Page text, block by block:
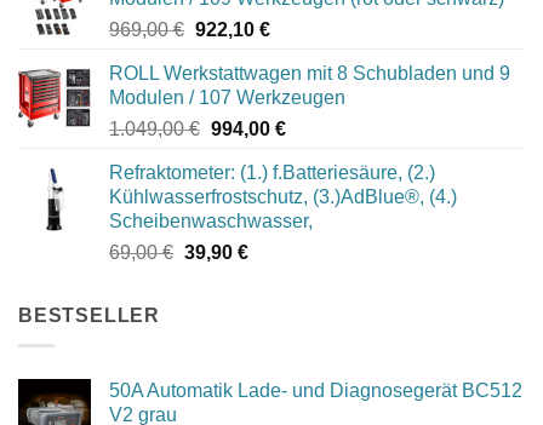
969,00€ Ursprünglicher
war:
969,00 €
922,10 €Aktueller
ist:
922,10 €.
ROLL Werkstattwagen mit 8 Schubladen und 9
Modulen / 107 Werkzeugen
1.049,00€ Ursprünglicher
war:
1.049,00 €
994,00 €Aktueller
ist:
994,00 €.
Refraktometer: (1.) f.Batteriesäure, (2.)
Kühlwasserfrostschutz, (3.)AdBlue®, (4.)
Scheibenwaschwasser,
69,00€ Ursprünglicher
39,90 €Aktueller
BESTSELLER
50A Automatik Lade- und Diagnosegerät BC512
V2 grau